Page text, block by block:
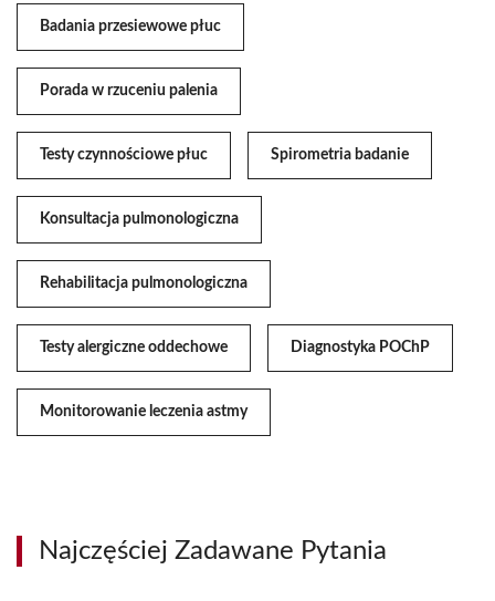
Badania przesiewowe płuc
Porada w rzuceniu palenia
Testy czynnościowe płuc Spirometria badanie
Konsultacja pulmonologiczna
Rehabilitacja pulmonologiczna
Testy alergiczne oddechowe Diagnostyka POChP
Monitorowanie leczenia astmy
Najczęściej Zadawane Pytania